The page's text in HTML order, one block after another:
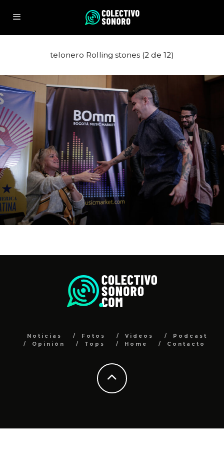
telonero Rolling stones (2 de 12)
Noticias Fotos Videos
Podcast
Opinión
Tops Home Contacto